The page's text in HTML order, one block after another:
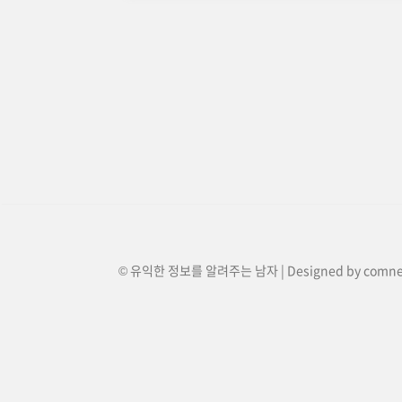
© 유익한 정보를 알려주는 남자 | Designed by